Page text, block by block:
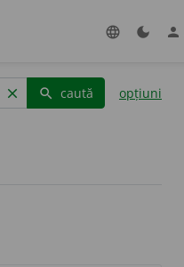
language dark_mode person
clear search caută opțiuni